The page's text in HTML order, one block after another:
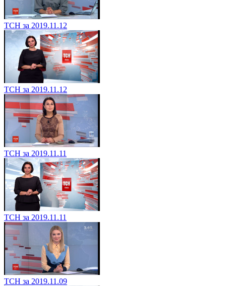
ТСН за 2019.11.12
ТСН за 2019.11.12
ТСН за 2019.11.11
ТСН за 2019.11.11
ТСН за 2019.11.09